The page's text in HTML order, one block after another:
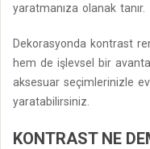
yaratmanıza olanak tanır.
Dekorasyonda kontrast
hem de işlevsel bir
aksesuar seçimlerinizle
yaratabilirsiniz.
KONTRAST NE